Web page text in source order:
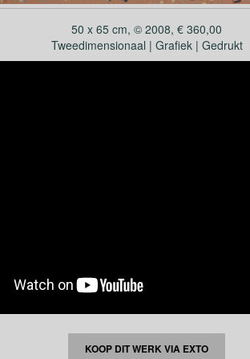
50 x 65 cm, © 2008, € 360,00
Tweedimensionaal | Grafiek | Gedrukt
KOOP DIT WERK VIA EXTO